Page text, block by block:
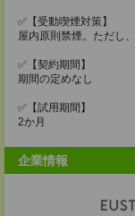
✅【受動喫煙対策】
屋内原則禁煙。ただし
✅【契約期間】
期間の定めなし
✅【試用期間】
2か月
企業情報